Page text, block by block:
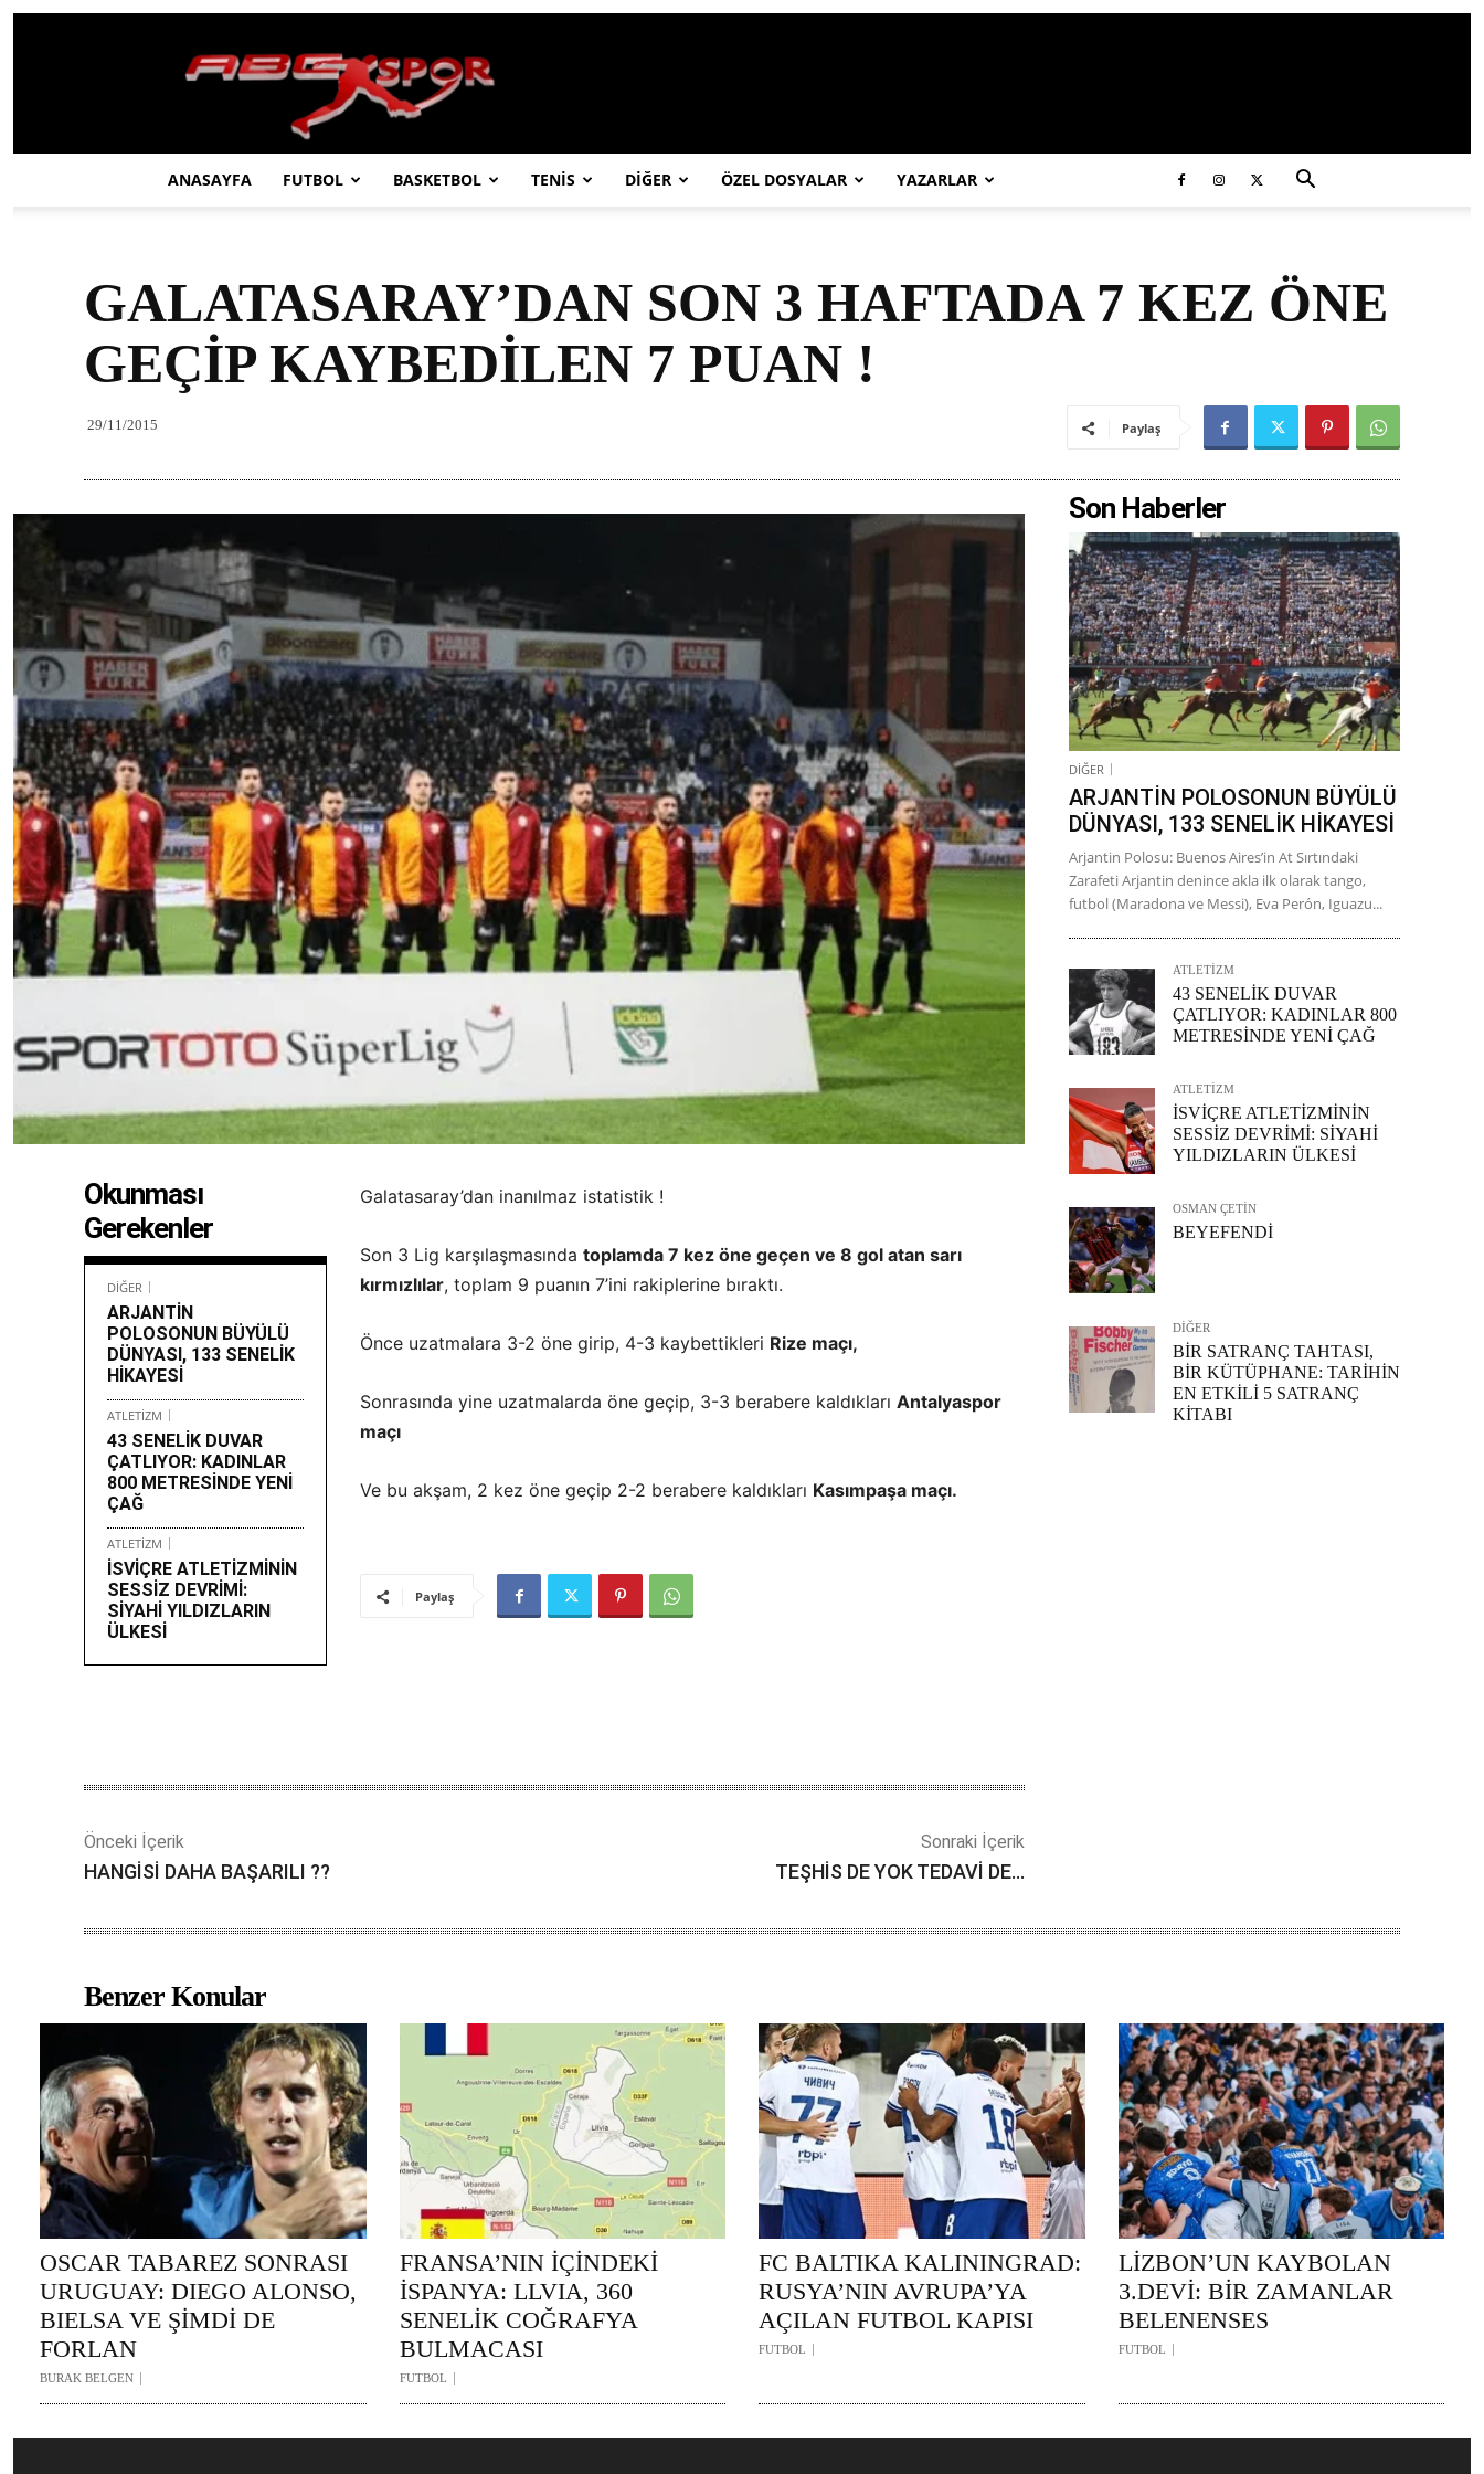
ABC
SPOR
ANASAYFA FUTBOL BASKETBOL TENİS DİĞER ÖZEL DOSYALAR YAZARLAR
GALATASARAY’DAN SON 3 HAFTADA 7 KEZ ÖNE
GEÇİP KAYBEDİLEN 7 PUAN !
29/11/2015 Paylaş
Okunması
Gerekenler
DİĞER
ARJANTİN
POLOSONUN BÜYÜLÜ
DÜNYASI, 133 SENELİK
HİKAYESİ
ATLETİZM
43 SENELİK DUVAR
ÇATLIYOR: KADINLAR
800 METRESİNDE YENİ
ÇAĞ
ATLETİZM
İSVİÇRE ATLETİZMİNİN
SESSİZ DEVRİMİ:
SİYAHİ YILDIZLARIN
ÜLKESİ
Galatasaray’dan inanılmaz istatistik !
Son 3 Lig karşılaşmasında toplamda 7 kez öne geçen ve 8 gol atan sarı
kırmızlılar, toplam 9 puanın 7’ini rakiplerine bıraktı.
Önce uzatmalara 3-2 öne girip, 4-3 kaybettikleri Rize maçı,
Sonrasında yine uzatmalarda öne geçip, 3-3 berabere kaldıkları Antalyaspor
maçı
Ve bu akşam, 2 kez öne geçip 2-2 berabere kaldıkları Kasımpaşa maçı.
Paylaş
Önceki İçerik
HANGİSİ DAHA BAŞARILI ??
Sonraki İçerik
TEŞHİS DE YOK TEDAVİ DE…
Son Haberler
DİĞER
ARJANTİN POLOSONUN BÜYÜLÜ
DÜNYASI, 133 SENELİK HİKAYESİ
Arjantin Polosu: Buenos Aires’in At Sırtındaki
Zarafeti Arjantin denince akla ilk olarak tango,
futbol (Maradona ve Messi), Eva Perón, Iguazu...
ATLETİZM
43 SENELİK DUVAR
ÇATLIYOR: KADINLAR 800
METRESİNDE YENİ ÇAĞ
ATLETİZM
İSVİÇRE ATLETİZMİNİN
SESSİZ DEVRİMİ: SİYAHİ
YILDIZLARIN ÜLKESİ
OSMAN ÇETİN
BEYEFENDİ
DİĞER
BİR SATRANÇ TAHTASI,
BİR KÜTÜPHANE: TARİHİN
EN ETKİLİ 5 SATRANÇ
KİTABI
Benzer Konular
OSCAR TABAREZ SONRASI
URUGUAY: DIEGO ALONSO,
BIELSA VE ŞİMDİ DE
FORLAN
BURAK BELGEN
FRANSA’NIN İÇİNDEKİ
İSPANYA: LLVIA, 360
SENELİK COĞRAFYA
BULMACASI
FUTBOL
FC BALTIKA KALININGRAD:
RUSYA’NIN AVRUPA’YA
AÇILAN FUTBOL KAPISI
FUTBOL
LİZBON’UN KAYBOLAN
3.DEVİ: BİR ZAMANLAR
BELENENSES
FUTBOL